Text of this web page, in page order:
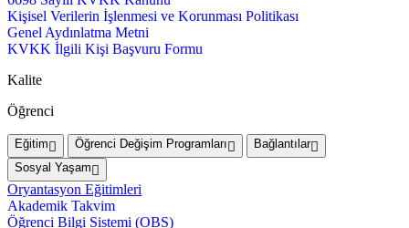
Kişisel Verilerin İşlenmesi ve Korunması Politikası
Genel Aydınlatma Metni
KVKK İlgili Kişi Başvuru Formu
Kalite
Öğrenci
Eğitim Öğrenci Değişim Programları
Bağlantılar
Sosyal Yaşam
Oryantasyon Eğitimleri
Akademik Takvim
Öğrenci Bilgi Sistemi (OBS)